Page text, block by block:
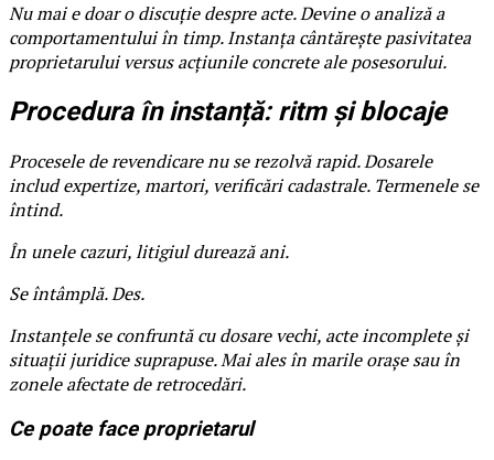
Nu mai e doar o discuție despre acte. Devine o analiză a
comportamentului în timp. Instanța cântărește pasivitatea
proprietarului versus acțiunile concrete ale posesorului.
Procedura în instanță: ritm și blocaje
Procesele de revendicare nu se rezolvă rapid. Dosarele
includ expertize, martori, verificări cadastrale. Termenele se
întind.
În unele cazuri, litigiul durează ani.
Se întâmplă. Des.
Instanțele se confruntă cu dosare vechi, acte incomplete și
situații juridice suprapuse. Mai ales în marile orașe sau în
zonele afectate de retrocedări.
Ce poate face proprietarul